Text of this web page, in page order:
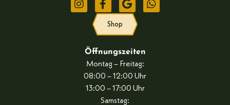
Shop
Öffnungszeiten
Montag – Freitag:
08:00 – 12:00 Uhr
13:00 – 17:00 Uhr
Samstag: